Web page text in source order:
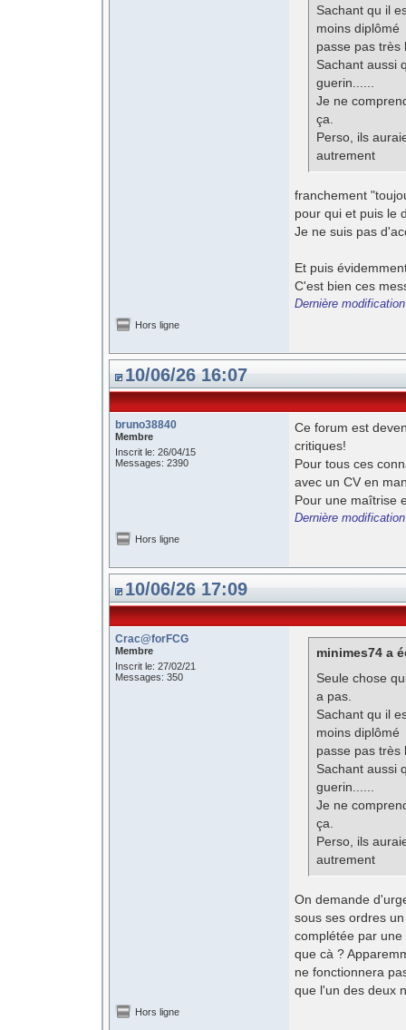
Sachant qu il
moins
passe pas très
Sachant aussi
guerin......
Je ne
ça.
Perso, ils
autrement
franchement
pour qui et puis le
Je ne suis pas
Et puis
C'est bien ces
Dernière
Hors ligne
10/06/26 16:07
bruno38840
Membre
Inscrit le: 26/04/15
Messages: 2390
Ce forum est
critiques!
Pour tous ces
avec un CV en
Pour une maîtrise
Dernière
Hors ligne
10/06/26 17:09
Crac@forFCG
Membre
Inscrit le: 27/02/21
Messages: 350
minimes74 a
Seule chose
a pas.
Sachant qu il
moins
passe pas très
Sachant aussi
guerin......
Je ne
ça.
Perso, ils
autrement
On demande
sous ses ordres
complétée par
que cà ?
ne fonctionnera
que l'un des deux
Hors ligne